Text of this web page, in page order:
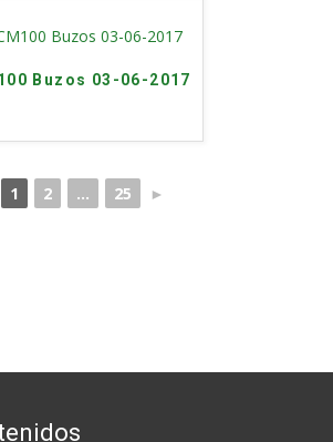
Buzos 03-06-2017
1 2 ... 25 ►